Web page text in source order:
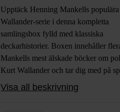
Upptäck Henning Mankells populära
Wallander-serie i denna kompletta
samlingsbox fylld med klassiska
deckarhistorier. Boxen innehåller
Mankells mest älskade böcker om
Kurt Wallander och tar dig med på
utredningar i Sveriges södra delar.
MP3-CD, perfekt för långa bilresor,
Visa all beskrivning